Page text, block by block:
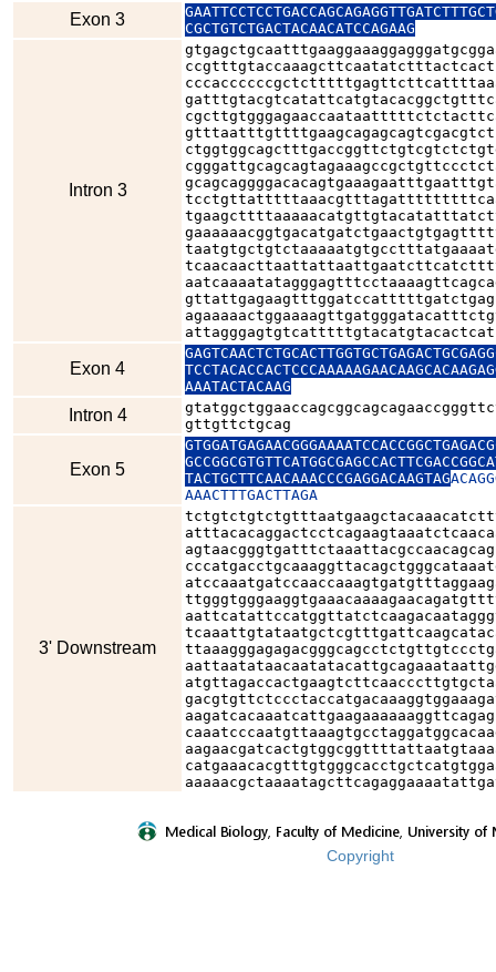
Exon 3
CGCTGTCTGACTACAACATCCAGAAG
Intron 3
Exon 4
AAATACTACAAG
Intron 4
gttgttctgcag
Exon 5
TACTGCTTCAACAAACCCGAGGACAAGTAG
AAACTTTGACTTAGA
3' Downstream
Copyright